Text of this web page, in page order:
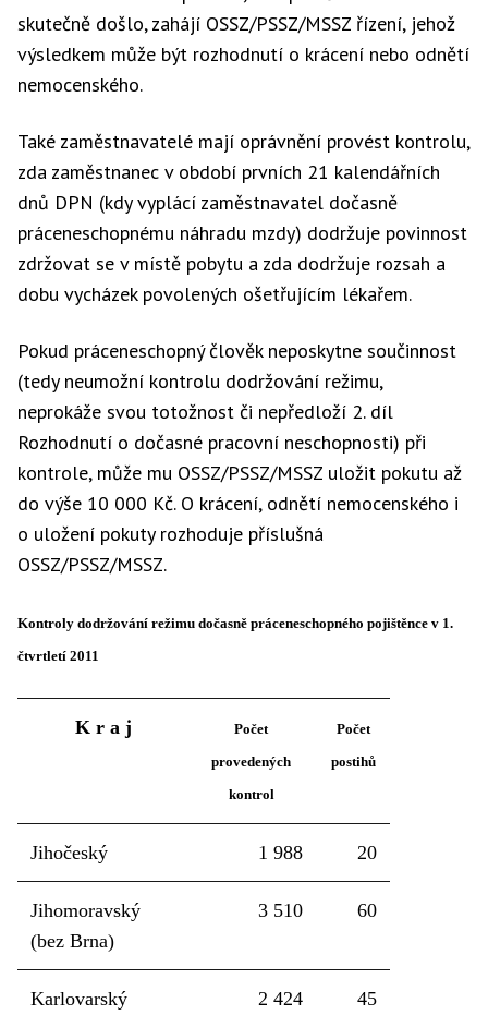
skutečně došlo, zahájí OSSZ/PSSZ/MSSZ řízení, jehož
výsledkem může být rozhodnutí o krácení nebo odnětí
nemocenského.
Také zaměstnavatelé mají oprávnění provést kontrolu,
zda zaměstnanec v období prvních 21 kalendářních
dnů DPN (kdy vyplácí zaměstnavatel dočasně
práceneschopnému náhradu mzdy) dodržuje povinnost
zdržovat se v místě pobytu a zda dodržuje rozsah a
dobu vycházek povolených ošetřujícím lékařem.
Pokud práceneschopný člověk neposkytne součinnost
(tedy neumožní kontrolu dodržování režimu,
neprokáže svou totožnost či nepředloží 2. díl
Rozhodnutí o dočasné pracovní neschopnosti) při
kontrole, může mu OSSZ/PSSZ/MSSZ uložit pokutu až
do výše 10 000 Kč. O krácení, odnětí nemocenského i
o uložení pokuty rozhoduje příslušná
OSSZ/PSSZ/MSSZ.
Kontroly dodržování režimu dočasně práceneschopného pojištěnce v 1.
čtvrtletí 2011
K r a j
Počet
provedených
kontrol
Počet
postihů
Jihočeský 1 988 20
Jihomoravský
(bez Brna)
3 510 60
Karlovarský 2 424 45